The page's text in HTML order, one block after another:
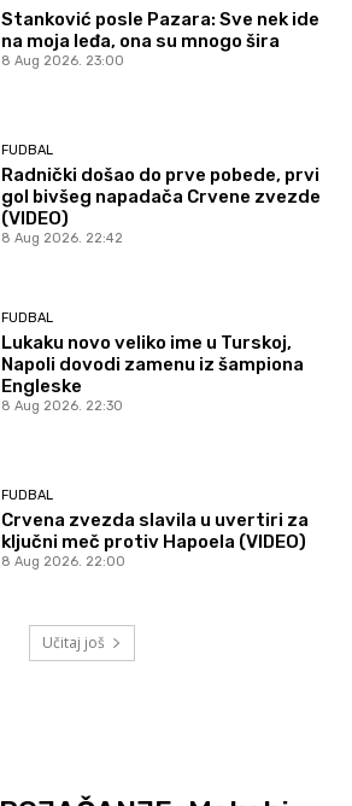
Stanković posle Pazara: Sve nek ide
na moja leđa, ona su mnogo šira
8 Aug 2026. 23:00
FUDBAL
Radnički došao do prve pobede, prvi
gol bivšeg napadača Crvene zvezde
(VIDEO)
8 Aug 2026. 22:42
FUDBAL
Lukaku novo veliko ime u Turskoj,
Napoli dovodi zamenu iz šampiona
Engleske
8 Aug 2026. 22:30
FUDBAL
Crvena zvezda slavila u uvertiri za
ključni meč protiv Hapoela (VIDEO)
8 Aug 2026. 22:00
Učitaj još